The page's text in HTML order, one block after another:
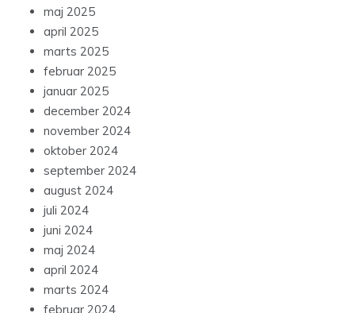
maj 2025
april 2025
marts 2025
februar 2025
januar 2025
december 2024
november 2024
oktober 2024
september 2024
august 2024
juli 2024
juni 2024
maj 2024
april 2024
marts 2024
februar 2024